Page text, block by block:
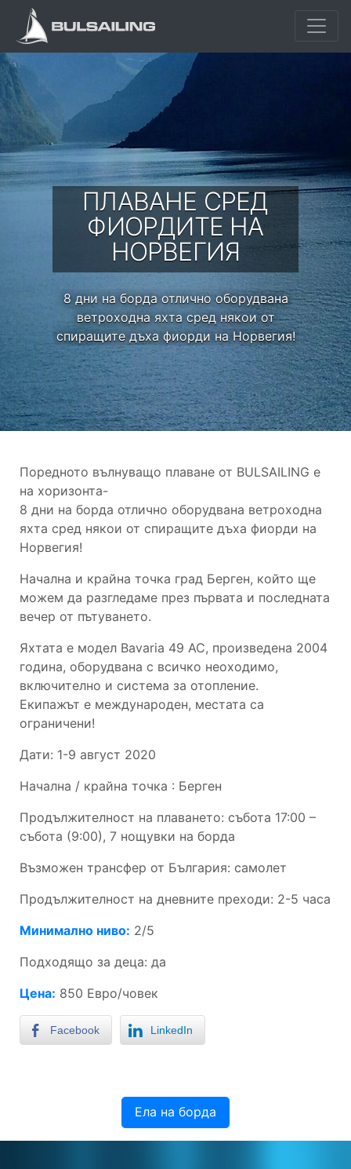
ПЛАВАНЕ СРЕД
ФИОРДИТЕ НА
НОРВЕГИЯ
8 дни на борда отлично оборудвана
ветроходна яхта сред някои от
спиращите дъха фиорди на Норвегия!
Поредното вълнуващо плаване от BULSAILING e
на хоризонта-
8 дни на борда отлично оборудвана ветроходна
яхта сред някои от спиращите дъха фиорди на
Норвегия!
Начална и крайна точка град Берген, който ще
можем да разгледаме през първата и последната
вечер от пътуването.
Яхтата е модел Bavaria 49 AC, произведена 2004
година, оборудвана с всичко неоходимо,
включително и система за отопление.
Екипажът е международен, местата са
ограничени!
Дати: 1-9 август 2020
Начална / крайна точка : Берген
Продължителност на плаването: събота 17:00 –
събота (9:00), 7 нощувки на борда
Възможен трансфер от България: самолет
Продължителност на дневните преходи: 2-5 часа
Минимално ниво: 2/5
Подходящо за деца: да
Цена: 850 Евро/човек
Facebook LinkedIn
Ела на борда